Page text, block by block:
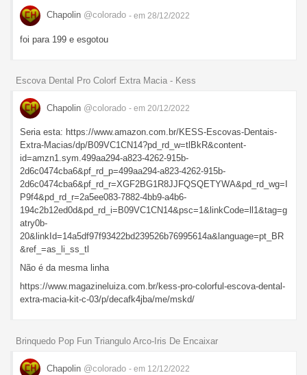
Chapolin @colorado - em 28/12/2022
foi para 199 e esgotou
Escova Dental Pro Colorf Extra Macia - Kess
Chapolin @colorado - em 20/12/2022
Seria esta: https://www.amazon.com.br/KESS-Escovas-Dentais-
Extra-Macias/dp/B09VC1CN14?pd_rd_w=tlBkR&content-
id=amzn1.sym.499aa294-a823-4262-915b-
2d6c0474cba6&pf_rd_p=499aa294-a823-4262-915b-
2d6c0474cba6&pf_rd_r=XGF2BG1R8JJFQSQETYWA&pd_rd_wg=I
P9f4&pd_rd_r=2a5ee083-7882-4bb9-a4b6-
194c2b12ed0d&pd_rd_i=B09VC1CN14&psc=1&linkCode=ll1&tag=g
atry0b-
20&linkId=14a5df97f93422bd239526b76995614a&language=pt_BR
&ref_=as_li_ss_tl
Não é da mesma linha
https://www.magazineluiza.com.br/kess-pro-colorful-escova-dental-
extra-macia-kit-c-03/p/decafk4jba/me/mskd/
Brinquedo Pop Fun Triangulo Arco-Iris De Encaixar
Chapolin @colorado - em 12/12/2022